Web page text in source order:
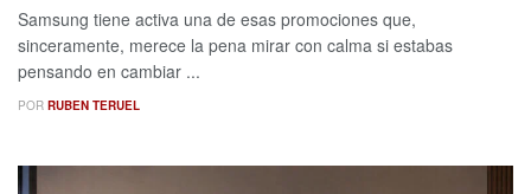
Samsung tiene activa una de esas promociones que,
sinceramente, merece la pena mirar con calma si estabas
pensando en cambiar ...
POR RUBEN TERUEL